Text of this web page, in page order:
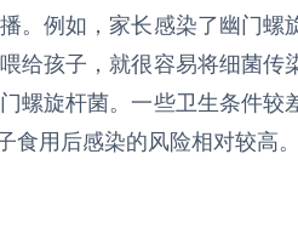
。例如，家长感染了幽门螺
给孩子，就很容易将细菌传
螺旋杆菌。一些卫生条件较
用后感染的风险相对较高。